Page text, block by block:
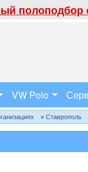
полоподбор
VW Polo
» Ставрополь